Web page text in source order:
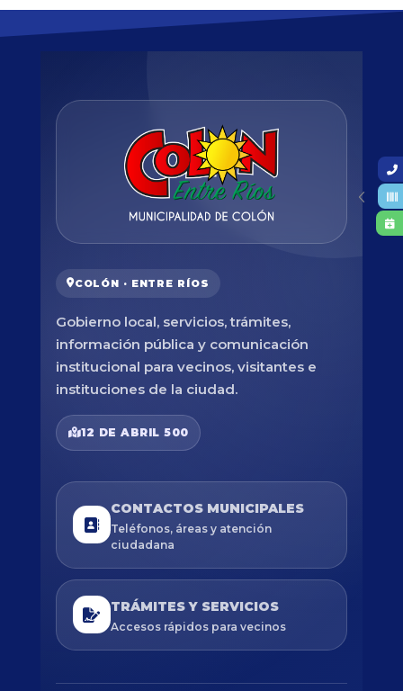
COLÓN · ENTRE RÍOS
Gobierno local, servicios, trámites,
información pública y comunicación
institucional para vecinos, visitantes e
instituciones de la ciudad.
12 DE ABRIL 500
CONTACTOS MUNICIPALES
Teléfonos, áreas y atención
ciudadana
TRÁMITES Y SERVICIOS
Accesos rápidos para vecinos